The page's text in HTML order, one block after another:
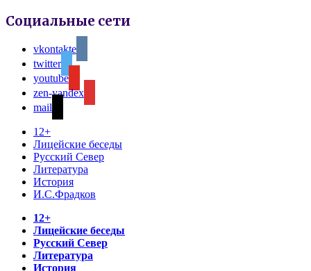
Социальные сети
vkontakte
twitter
youtube
zen-yandex
mail
12+
Лицейские беседы
Русский Север
Литература
История
И.С.Фрадков
12+
Лицейские беседы
Русский Север
Литература
История